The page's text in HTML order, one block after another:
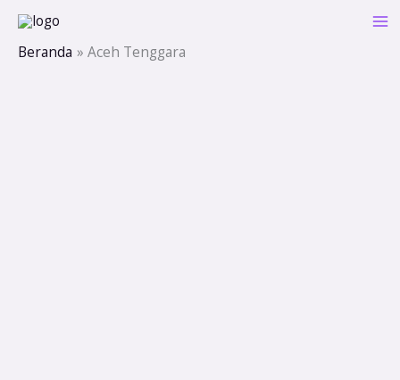
Lewati
konten
Beranda Aceh Tenggara